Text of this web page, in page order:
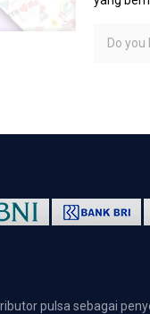
Do you
pulsa sebagai